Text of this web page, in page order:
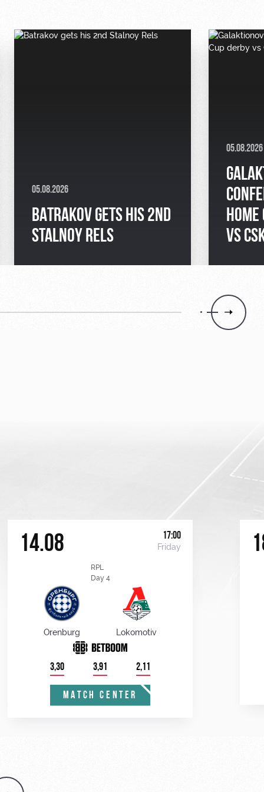
05.08.2026
BATRAKOV GETS HIS 2ND
STALNOY RELS
05.08.2026
HOME
VS
14.08 17:00
Friday
RPL
Day 4
Orenburg Lokomotiv
3,30 3,91 2,11
MATCH CENTER